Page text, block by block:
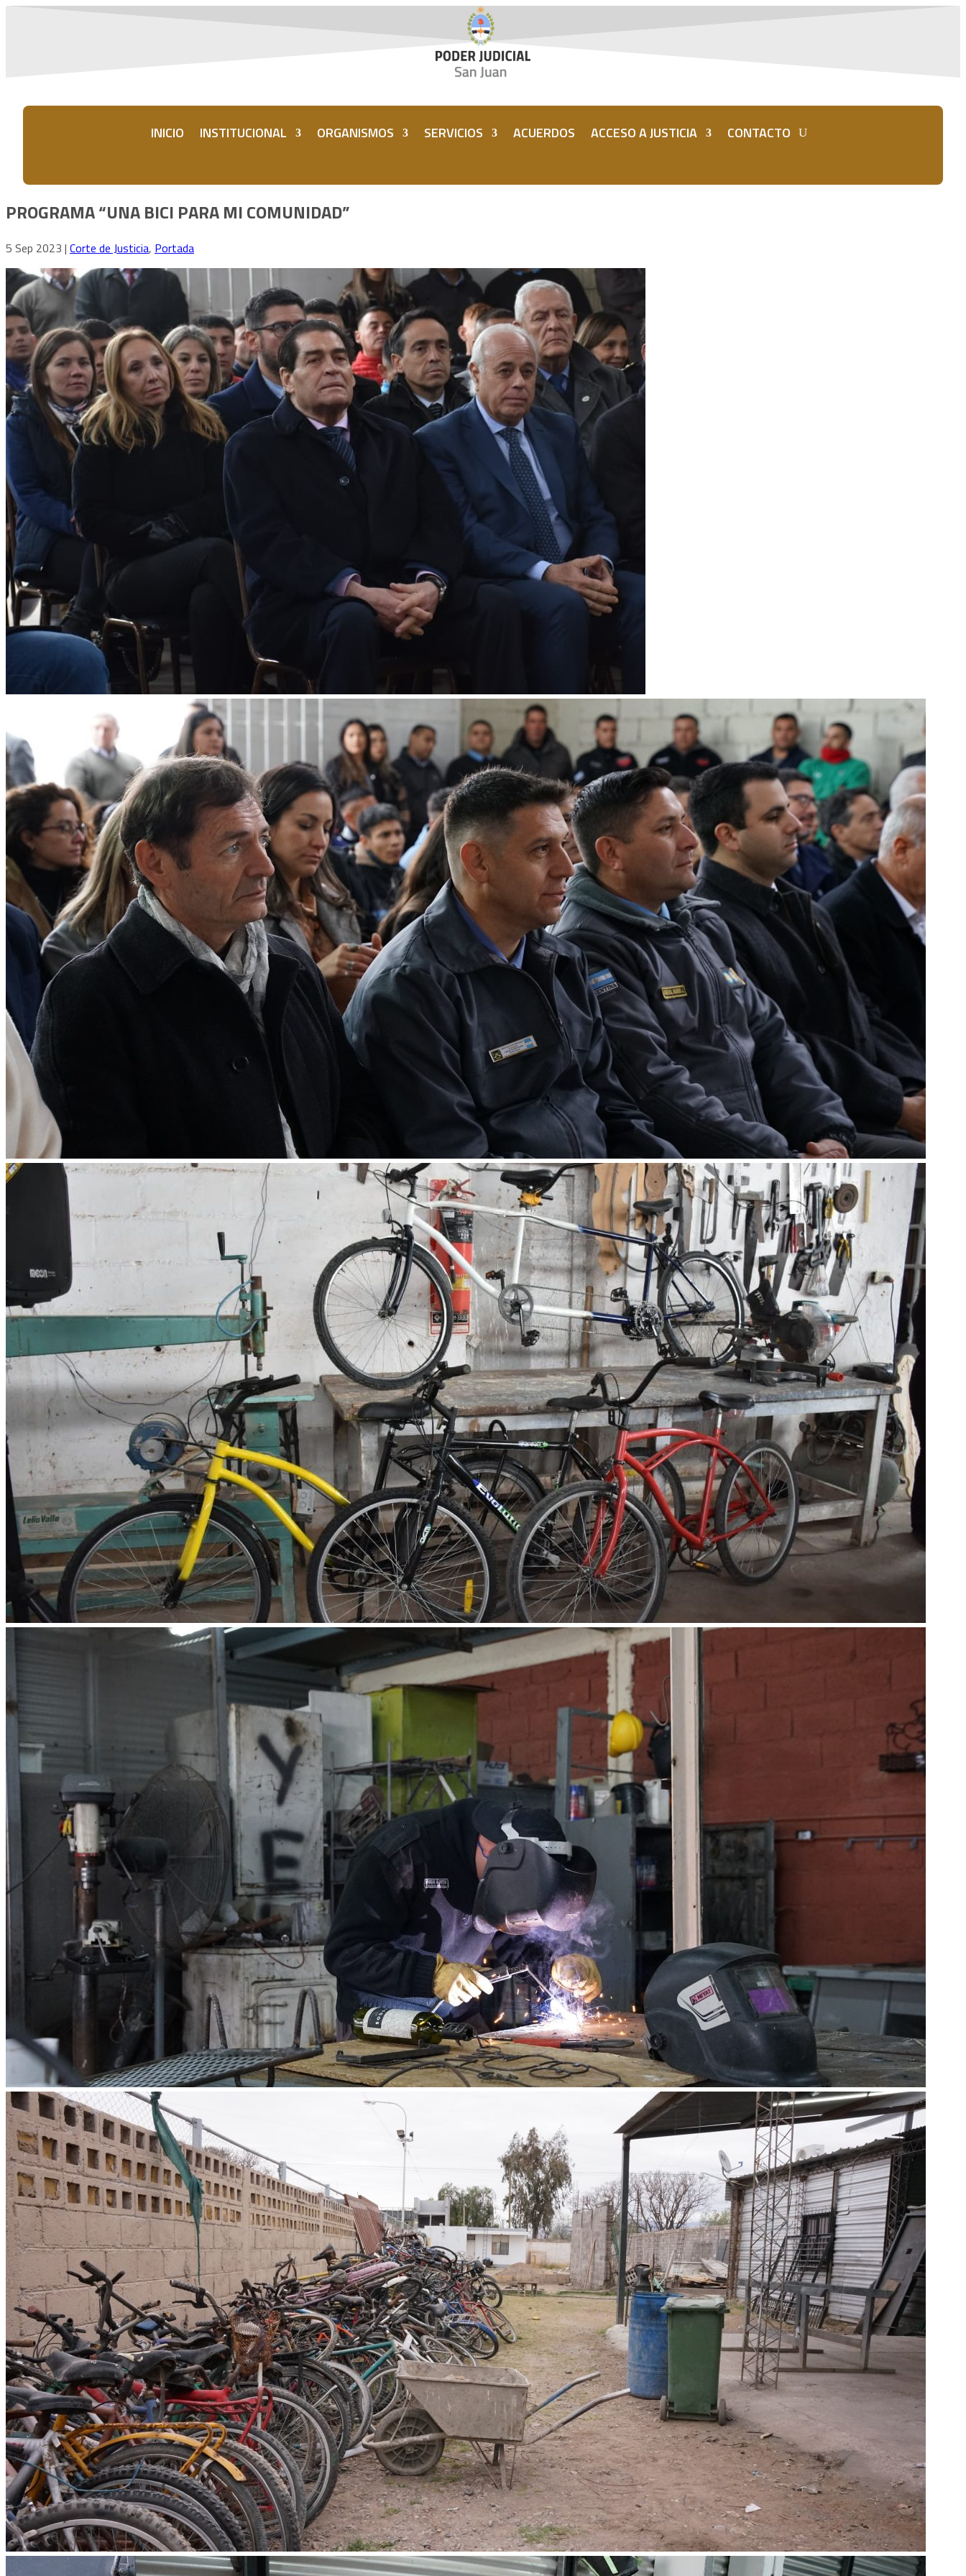
INICIO INSTITUCIONAL ORGANISMOS SERVICIOS ACUERDOS ACCESO A JUSTICIA CONTACTO
PROGRAMA “UNA BICI PARA MI COMUNIDAD”
5 Sep 2023 | Corte de Justicia, Portada